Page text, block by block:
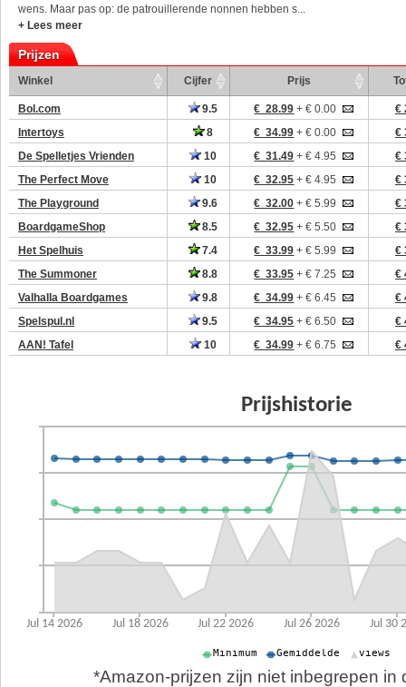
wens. Maar pas op: de patrouillerende nonnen hebben s...
+ Lees meer
Prijzen
Winkel Cijfer Prijs
Bol.com 9.5 € 28.99 + € 0.00
€
Intertoys
8 € 34.99 + € 0.00
€
De Spelletjes Vrienden
10 € 31.49 + € 4.95
€
The Perfect Move
10 € 32.95 + € 4.95
€
The Playground
9.6 € 32.00 + € 5.99
€
BoardgameShop
8.5 € 32.95 + € 5.50
€
Het Spelhuis
7.4 € 33.99 + € 5.99
€
The Summoner
8.8 € 33.95 + € 7.25
€
Valhalla Boardgames
9.8 € 34.99 + € 6.45
€
Spelspul.nl
9.5 € 34.95 + € 6.50
€
AAN! Tafel
10 € 34.99 + € 6.75 €
*Amazon-prijzen zijn niet inbegrepen in